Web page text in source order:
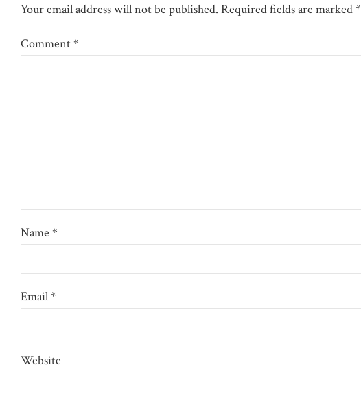
Your email address will not be published. Required fields are marked *
Comment*
Name *
Email *
Website